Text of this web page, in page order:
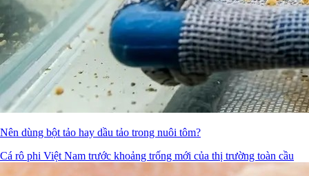
Nên dùng bột tảo hay dầu tảo trong nuôi tôm?
Cá rô phi Việt Nam trước khoảng trống mới của thị trường toàn cầu